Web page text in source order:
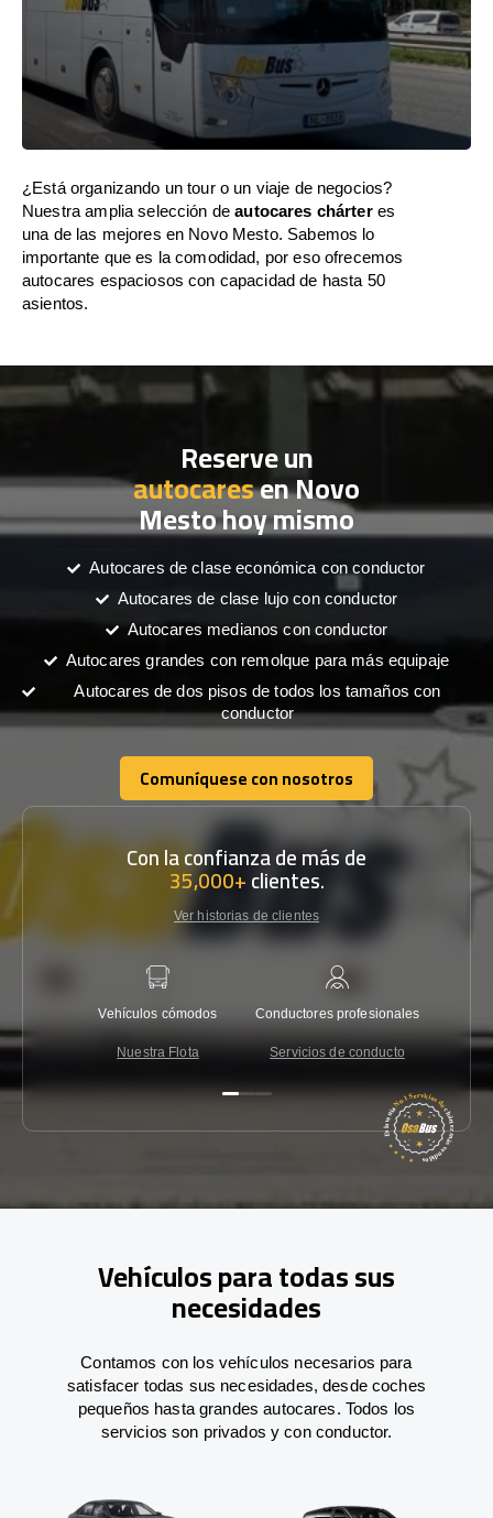
¿Está organizando un tour o un viaje de negocios?
Nuestra amplia selección deautocares chárteres
una de las mejores en Novo Mesto. Sabemos lo
importante que es la comodidad, por eso ofrecemos
autocares espaciosos con capacidad de hasta 50
asientos.
Reserve un
autocaresen Novo
Mesto hoy mismo
Autocares de clase económica con conductor
Autocares de clase lujo con conductor
Autocares medianos con conductor
Autocares grandes con remolque para más equipaje
Autocares de dos pisos de todos los tamaños con
conductor
Comuníquese con nosotros
Comuníquese con nosotros
Con la confianza de más de
35,000+clientes.
Ver historias de clientes
Vehículos cómodos
Nuestra Flota
Conductores profesionales
Servicios de conducto
Vehículos para todas sus
necesidades
Contamos con los vehículos necesarios para
satisfacer todas sus necesidades, desde coches
pequeños hasta grandes autocares. Todos los
servicios son privados y con conductor.